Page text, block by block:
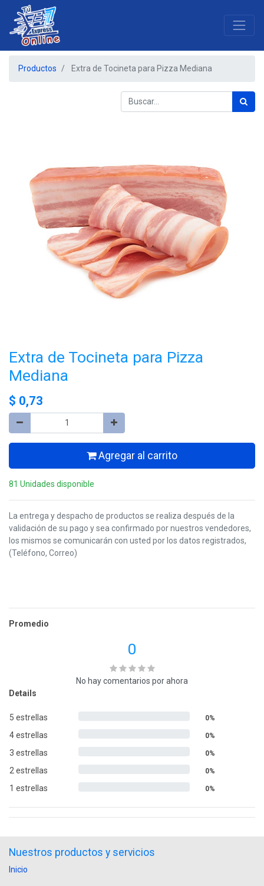
Productos Extra de Tocineta para Pizza Mediana
Extra de Tocineta para Pizza
Mediana
$ 0,73
Agregar al carrito
81 Unidades disponible
La entrega y despacho de productos se realiza después de la
validación de su pago y sea confirmado por nuestros vendedores,
los mismos se comunicarán con usted por los datos registrados,
(Teléfono, Correo)
Promedio
0
No hay comentarios por ahora
Details
5 estrellas 0%
4 estrellas 0%
3 estrellas 0%
2 estrellas 0%
1 estrellas 0%
Nuestros productos y servicios
Inicio